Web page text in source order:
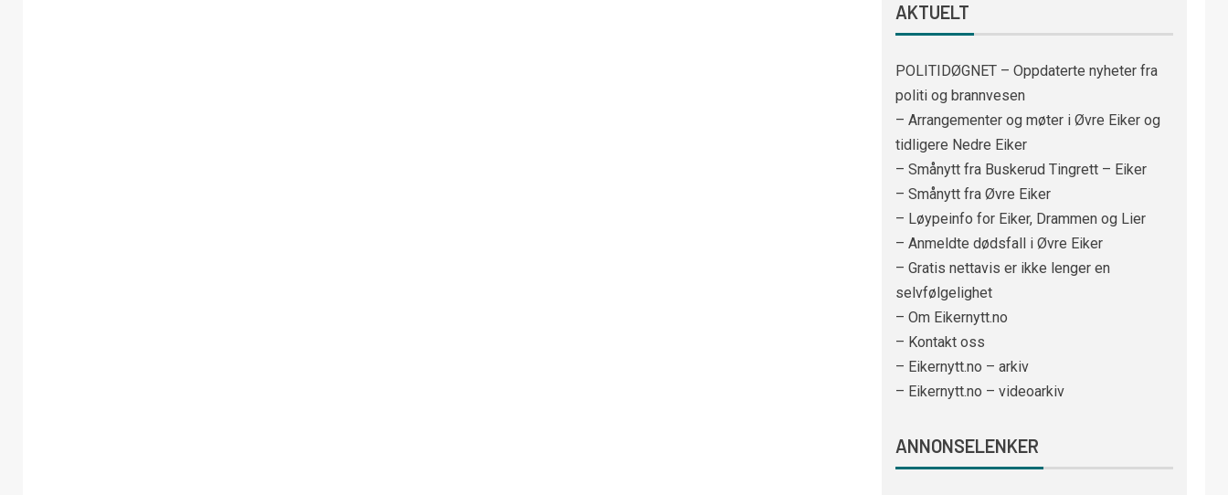
AKTUELT
POLITIDØGNET – Oppdaterte nyheter fra
politi og brannvesen
– Arrangementer og møter i Øvre Eiker og
tidligere Nedre Eiker
– Smånytt fra Buskerud Tingrett – Eiker
– Smånytt fra Øvre Eiker
– Løypeinfo for Eiker, Drammen og Lier
– Anmeldte dødsfall i Øvre Eiker
– Gratis nettavis er ikke lenger en
selvfølgelighet
– Om Eikernytt.no
– Kontakt oss
– Eikernytt.no – arkiv
– Eikernytt.no – videoarkiv
ANNONSELENKER